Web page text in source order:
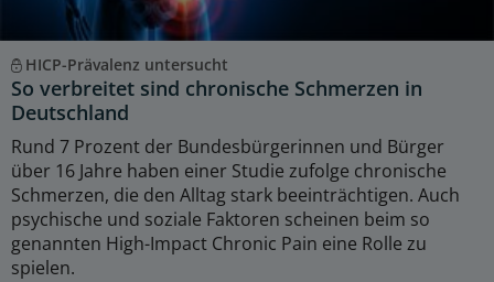
HICP-Prävalenz untersucht
So verbreitet sind chronische Schmerzen in
Deutschland
Rund 7 Prozent der Bundesbürgerinnen und Bürger
über 16 Jahre haben einer Studie zufolge chronische
Schmerzen, die den Alltag stark beeinträchtigen. Auch
psychische und soziale Faktoren scheinen beim so
genannten High-Impact Chronic Pain eine Rolle zu
spielen.